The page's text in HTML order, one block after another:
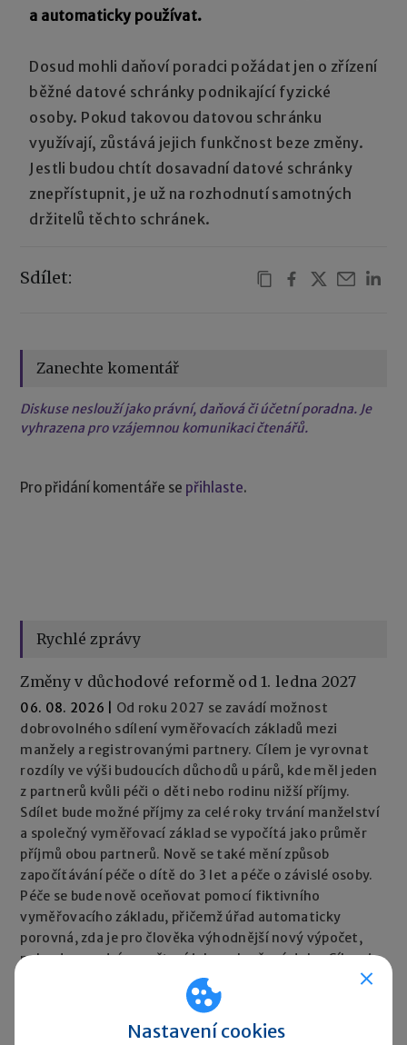
a automaticky používat.
Dosud mohli daňoví poradci požádat jen o zřízení
běžné datové schránky podnikající fyzické
osoby. Pokud takovou datovou schránku
využívají, zůstává jejich funkčnost beze změny.
Jestli budou chtít dosavadní datové schránky
znepřístupnit, je už na rozhodnutí samotných
držitelů těchto schránek.
Sdílet:
Zanechte komentář
Diskuse neslouží jako právní, daňová či účetní poradna. Je
vyhrazena pro vzájemnou komunikaci čtenářů.
Pro přidání komentáře se přihlaste.
Rychlé zprávy
Změny v důchodové reformě od 1. ledna 2027
06. 08. 2026
Od roku 2027 se zavádí možnost
dobrovolného sdílení vyměřovacích základů mezi
manžely a registrovanými partnery. Cílem je vyrovnat
rozdíly ve výši budoucích důchodů u párů, kde měl jeden
z partnerů kvůli péči o děti nebo rodinu nižší příjmy.
Sdílet bude možné příjmy za celé roky trvání manželství
a společný vyměřovací základ se vypočítá jako průměr
příjmů obou partnerů. Nově se také mění způsob
započítávání péče o dítě do 3 let a péče o závislé osoby.
Péče se bude nově oceňovat pomocí fiktivního
vyměřovacího základu, přičemž úřad automaticky
porovná, zda je pro člověka výhodnější nový výpočet,
nebo dosavadní započtení jako vyloučené doby. Cílem je,
aby péče neměla negativní dopad na výši důchodu.
Nastavení cookies